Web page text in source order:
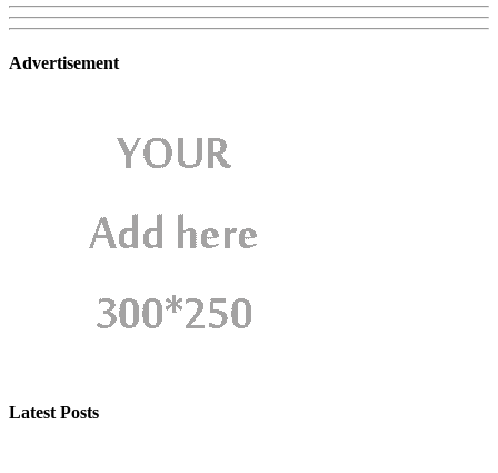
Advertisement
Latest Posts